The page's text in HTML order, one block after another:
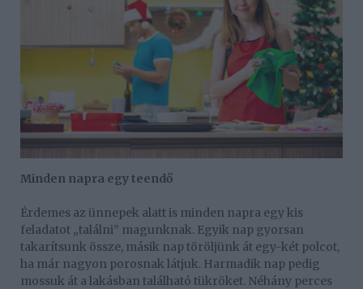
Minden napra egy teendő
Érdemes az ünnepek alatt is minden napra egy kis
feladatot „találni” magunknak. Egyik nap gyorsan
takarítsunk össze, másik nap töröljünk át egy-két polcot,
ha már nagyon porosnak látjuk. Harmadik nap pedig
mossuk át a lakásban található tükröket. Néhány perces